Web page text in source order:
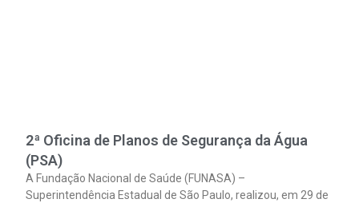
2ª Oficina de Planos de Segurança da Água
(PSA)
A Fundação Nacional de Saúde (FUNASA) –
Superintendência Estadual de São Paulo, realizou, em 29 de